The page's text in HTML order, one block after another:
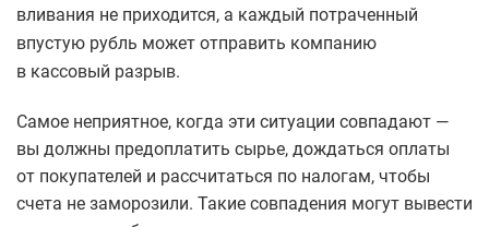
вливания не приходится, а каждый потраченный
впустую рубль может отправить компанию
в кассовый разрыв.
Самое неприятное, когда эти ситуации совпадают —
вы должны предоплатить сырье, дождаться оплаты
от покупателей и рассчитаться по налогам, чтобы
счета не заморозили. Такие совпадения могут вывести